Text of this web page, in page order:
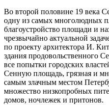
Во второй половине 19 века
одну из самых многолюдных
благоустройство площади и
чрезвычайно актуальной
по проекту архитектора И.
здания продовольственного
все попытки городских
Сенную площадь, грязная и
самым злачным местом
множество низкопробных
домов, ночлежек и притонов.